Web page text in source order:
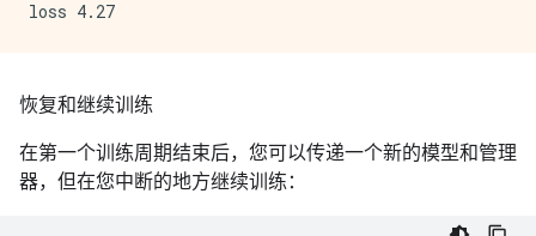
恢复和继续训练
在第一个训练周期结束后，您可以传递一个新的模型和管理
器，但在您中断的地方继续训练：